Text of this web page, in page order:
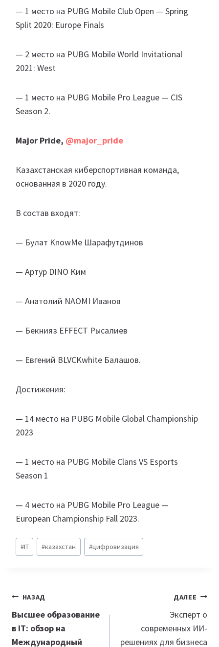
— 1 место на PUBG Mobile Club Open — Spring
Split 2020: Europe Finals
— 2 место на PUBG Mobile World Invitational
2021: West
— 1 место на PUBG Mobile Pro League — CIS
Season 2.
Major Pride, @major_pride
Казахстанская киберспортивная команда,
основанная в 2020 году.
В состав входят:
— Булат KnowMe Шарафутдинов
— Артур DINO Ким
— Анатолий NAOMI Иванов
— Бекнияз EFFECT Рысалиев
— Евгений BLVCKwhite Балашов.
Достижения:
— 14 место на PUBG Mobile Global Championship
2023
— 1 место на PUBG Mobile Clans VS Esports
Season 1
— 4 место на PUBG Mobile Pro League —
European Championship Fall 2023.
Метки
записи:
#IT #казахстан #цифровизация
Навигация
по
записям
НАЗАД
Высшее образование
в IT: обзор на
Международный
ДАЛЕЕ
Эксперт о
современных ИИ-
решениях для бизнеса